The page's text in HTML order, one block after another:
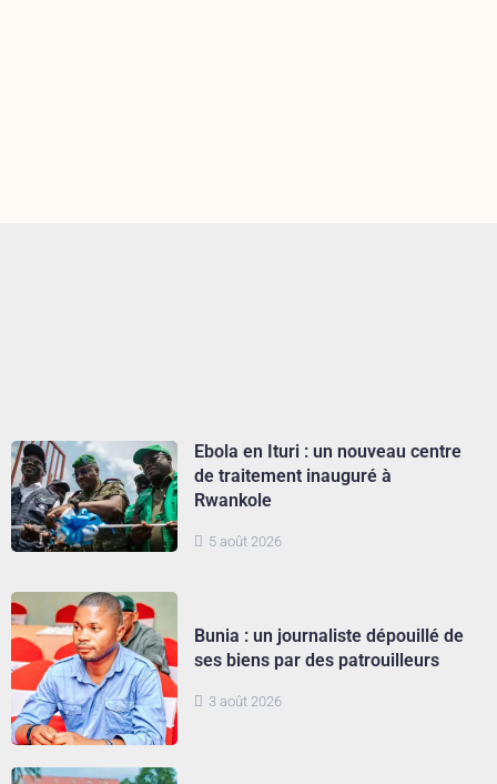
5 août 2026
Ebola en Ituri : un nouveau centre
de traitement inauguré à
Rwankole
3 août 2026
Bunia : un journaliste dépouillé de
ses biens par des patrouilleurs